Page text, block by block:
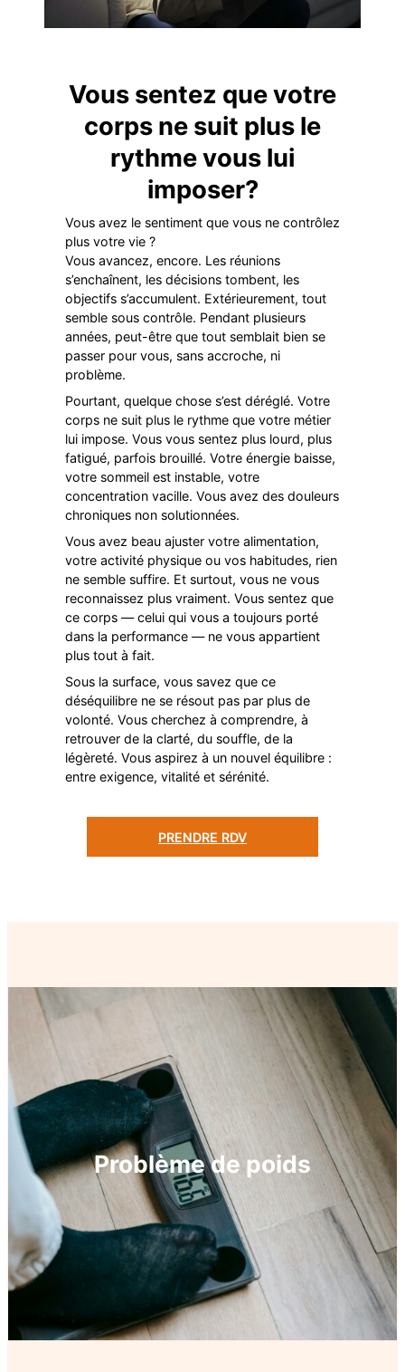
Vous sentez que votre
corps ne suit plus le
rythme vous lui
imposer?
Vous avez le sentiment que vous ne contrôlez
plus votre vie ?
Vous avancez, encore. Les réunions
s’enchaînent, les décisions tombent, les
objectifs s’accumulent. Extérieurement, tout
semble sous contrôle. Pendant plusieurs
années, peut-être que tout semblait bien se
passer pour vous, sans accroche, ni
problème.
Pourtant, quelque chose s’est déréglé. Votre
corps ne suit plus le rythme que votre métier
lui impose. Vous vous sentez plus lourd, plus
fatigué, parfois brouillé. Votre énergie baisse,
votre sommeil est instable, votre
concentration vacille. Vous avez des douleurs
chroniques non solutionnées.
Vous avez beau ajuster votre alimentation,
votre activité physique ou vos habitudes, rien
ne semble suffire. Et surtout, vous ne vous
reconnaissez plus vraiment. Vous sentez que
ce corps — celui qui vous a toujours porté
dans la performance — ne vous appartient
plus tout à fait.
Sous la surface, vous savez que ce
déséquilibre ne se résout pas par plus de
volonté. Vous cherchez à comprendre, à
retrouver de la clarté, du souffle, de la
légèreté. Vous aspirez à un nouvel équilibre :
entre exigence, vitalité et sérénité.
PRENDRE RDV
Problème de poids